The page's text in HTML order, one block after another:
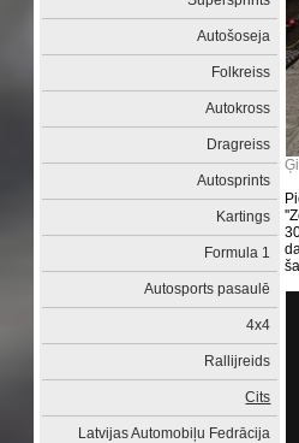
Autošoseja
Folkreiss
Autokross
Dragreiss
Autosprints
Kartings
Formula 1
Autosports pasaulē
4x4
Rallijreids
Cits
Latvijas Automobiļu Fedrācija